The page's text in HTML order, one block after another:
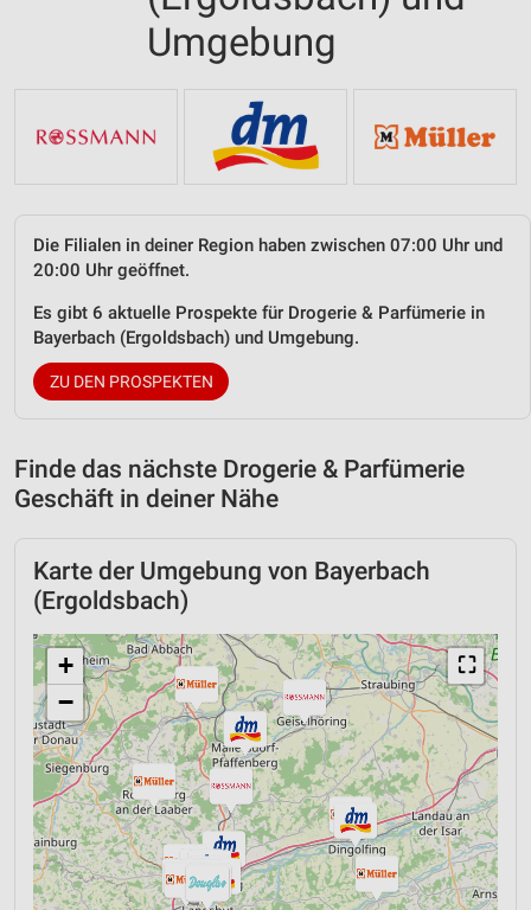
Umgebung
Die Filialen in deiner Region haben zwischen 07:00 Uhr und
20:00 Uhr geöffnet.
Es gibt 6 aktuelle Prospekte für Drogerie & Parfümerie in
Bayerbach (Ergoldsbach) und Umgebung.
ZU DEN PROSPEKTEN
Finde das nächste Drogerie & Parfümerie
Geschäft in deiner Nähe
Karte der Umgebung von Bayerbach
(Ergoldsbach)
⛶
+
−